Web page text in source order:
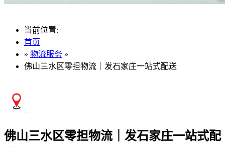
当前位置:
首页
» 物流服务 »
佛山三水区零担物流｜发石家庄一站式配送
佛山三水区零担物流｜发石家庄一站式配